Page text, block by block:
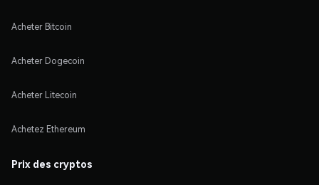
Acheter Bitcoin
Acheter Dogecoin
Acheter Litecoin
Achetez Ethereum
Prix des cryptos